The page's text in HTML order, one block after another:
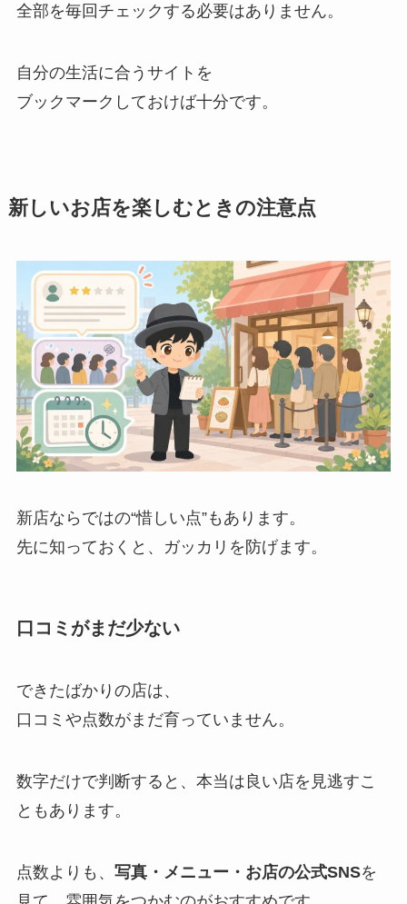
全部を毎回チェックする必要はありません。
自分の生活に合うサイトを
ブックマークしておけば十分です。
新しいお店を楽しむときの注意点
新店ならではの“惜しい点”もあります。
先に知っておくと、ガッカリを防げます。
口コミがまだ少ない
できたばかりの店は、
口コミや点数がまだ育っていません。
数字だけで判断すると、本当は良い店を見逃すこ
ともあります。
点数よりも、 写真・メニュー・お店の公式SNSを